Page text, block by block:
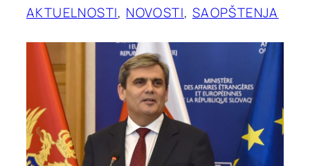
AKTUELNOSTI, NOVOSTI, SAOPŠTENJA